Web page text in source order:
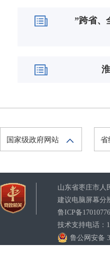
”跨省、
国家级政府网站 省
山东省枣庄市
建议电脑屏幕分
鲁ICP备
技术支持电话：
鲁公网安备